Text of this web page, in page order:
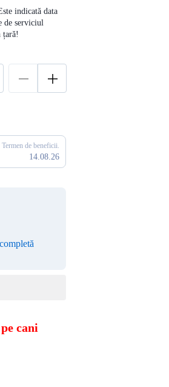
indicată data
de serviciul
țară!
Termen de beneficii.
14.08.26
cani